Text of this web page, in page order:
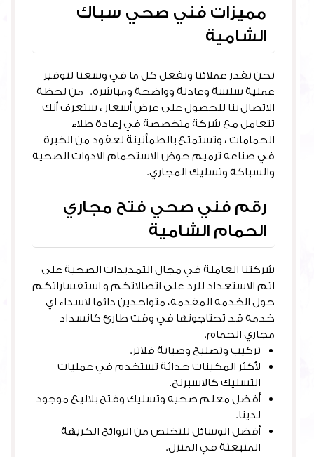
مميزات فني صحي سباك
الشامية
نحن نقدر عملائنا ونفعل كل ما في وسعنا لتوفير
عملية سلسة وعادلة وواضحة ومباشرة. من لحظة
الاتصال بنا للحصول على عرض أسعار ، ستعرف أنك
تتعامل مع شركة متخصصة في إعادة طلاء
الحمامات ، وتستمتع بالطمأنينة لعقود من الخبرة
في صناعة ترميم حوض الاستحمام الادوات الصحية
والسباكة وتسليك المجاري.
رقم فني صحي فتح مجاري
الحمام الشامية
شركتنا العاملة في مجال التمديدات الصحية على
اتم الاستعداد للرد على اتصالاتكم و استفساراتكم
حول الخدمة المقدمة، متواحدين دائما لاسداء اي
خدمة قد تحتاجونها في وقت طارئ كانسداد
مجاري الحمام.
تركيب وتصليح وصيانة فلاتر.
لأكثر المكينات حداثة تستخدم في عمليات
التسليك كالاسبرنح.
أفضل معلم صحية وتسليك وفتح بلاليع موجود
لدينا.
أفضل الوسائل للتخلص من الروائح الكريهة
المنبعثة في المنزل.